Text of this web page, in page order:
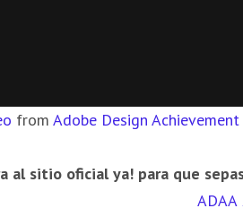
from Adobe Design
al sitio oficial ya! para que
ADAA